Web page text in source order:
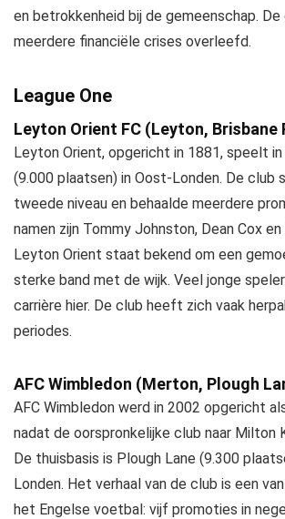
en betrokkenheid bij de gemeenschap.
meerdere financiële crises overleefd.
League One
Leyton Orient FC (Leyton, Brisbane
Leyton Orient, opgericht in 1881, speelt in
(9.000 plaatsen) in Oost-Londen. De club
tweede niveau en behaalde meerdere
namen zijn Tommy Johnston, Dean Cox
Leyton Orient staat bekend om een
sterke band met de wijk. Veel jonge
carrière hier. De club heeft zich vaak
periodes.
AFC Wimbledon (Merton, Plough
AFC Wimbledon werd in 2002 opgericht
nadat de oorspronkelijke club naar Milton
De thuisbasis is Plough Lane (9.300
Londen. Het verhaal van de club is een
het Engelse voetbal: vijf promoties in